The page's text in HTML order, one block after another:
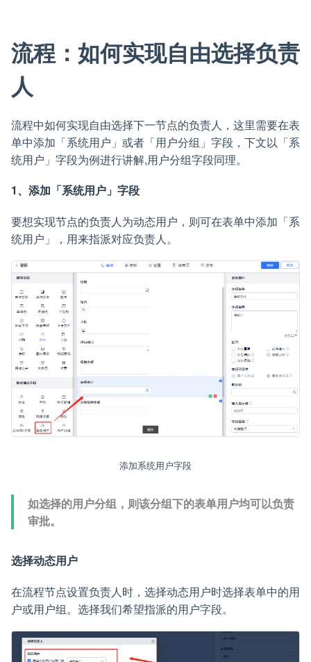
流程：如何实现自由选择负责
人
流程中如何实现自由选择下一节点的负责人，这里需要在表
单中添加「系统用户」或者「用户分组」字段，下文以「系
统用户」字段为例进行讲解,用户分组字段同理。
1、添加「系统用户」字段
要想实现节点的负责人为动态用户，则可在表单中添加「系
统用户」，用来指派对应负责人。
添加系统用户字段
如选择的用户分组，则该分组下的表单用户均可以负责
审批。
选择动态用户
在流程节点设置负责人时，选择动态用户时选择表单中的用
户或用户组。选择我们希望指派的用户字段。